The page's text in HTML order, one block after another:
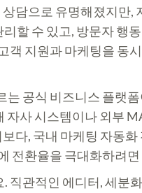
담으로 유명해졌지만,
할 수 있고, 방문자 행
객 지원과 마케팅을 동
는 공식 비즈니스 플랫
사 시스템이나 외부
다, 국내 마케팅 자동화
전환율을 극대화하려
직관적인 에디터, 세분